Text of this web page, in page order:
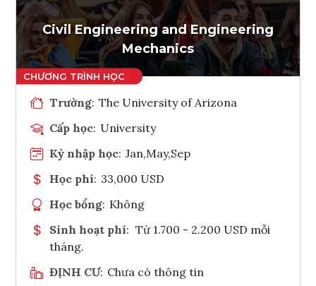
Tham vấn Interlink
Civil Engineering and Engineering
Mechanics
Trường: The University of Arizona
Cấp học: University
Kỳ nhập học: Jan,May,Sep
Học phí: 33,000 USD
Học bổng: Không
Sinh hoạt phí: Từ 1.700 - 2.200 USD mỗi
tháng.
ĐỊNH CƯ: Chưa có thông tin